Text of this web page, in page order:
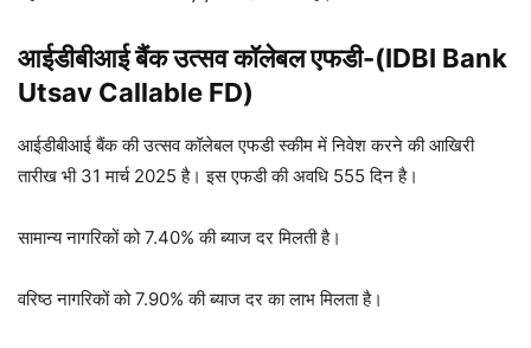
आईडीबीआई बैंक उत्सव कॉलेबल एफडी-(IDBI Bank
Utsav Callable FD)
आईडीबीआई बैंक की उत्सव कॉलेबल एफडी स्कीम में निवेश करने की आखिरी
तारीख भी 31 मार्च 2025 है। इस एफडी की अवधि 555 दिन है।
सामान्य नागरिकों को 7.40% की ब्याज दर मिलती है।
वरिष्ठ नागरिकों को 7.90% की ब्याज दर का लाभ मिलता है।